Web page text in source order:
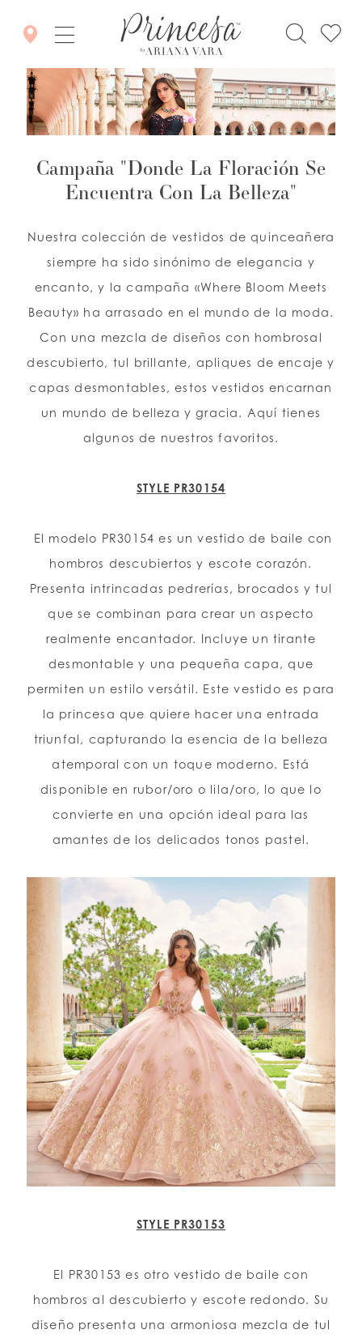
LISTA DE DESEOS
Campaña "Donde La Floración Se
Encuentra Con La Belleza"
Nuestra colección de vestidos de quinceañera
siempre ha sido sinónimo de elegancia y
encanto, y la campaña «Where Bloom Meets
Beauty» ha arrasado en el mundo de la moda.
Con una mezcla de diseños con hombrosal
descubierto, tul brillante, apliques de encaje y
capas desmontables, estos vestidos encarnan
un mundo de belleza y gracia. Aquí tienes
algunos de nuestros favoritos.
STYLE PR30154
El modelo PR30154 es un vestido de baile con
hombros descubiertos y escote corazón.
Presenta intrincadas pedrerías, brocados y tul
que se combinan para crear un aspecto
realmente encantador. Incluye un tirante
desmontable y una pequeña capa, que
permiten un estilo versátil. Este vestido es para
la princesa que quiere hacer una entrada
triunfal, capturando la esencia de la belleza
atemporal con un toque moderno. Está
disponible en rubor/oro o lila/oro, lo que lo
convierte en una opción ideal para las
amantes de los delicados tonos pastel.
STYLE PR30153
El PR30153 es otro vestido de baile con
hombros al descubierto y escote redondo. Su
diseño presenta una armoniosa mezcla de tul